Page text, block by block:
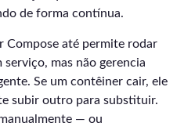
de forma contínua.
Compose até permite rodar
mas não gerencia
Se um contêiner cair, ele
subir outro para substituir.
— ou